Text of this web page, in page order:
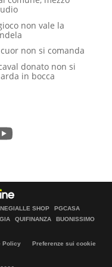
non vale la
non si comanda
donato non si
in bocca
SHOP
PGCASA
QUIFINANZA
BUONISSIMO
Policy
Preferenze sui cookie